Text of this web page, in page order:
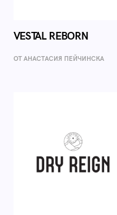
VESTAL REBORN
ОТ AНАСТАСИЯ ПЕЙЧИНСКА